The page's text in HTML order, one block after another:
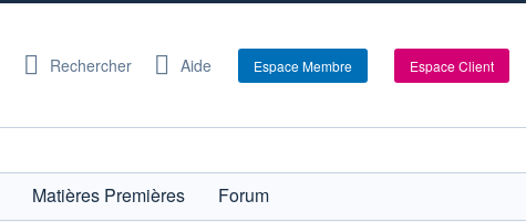
Rechercher Aide Espace Membre Espace Client
Matières Premières
Forum